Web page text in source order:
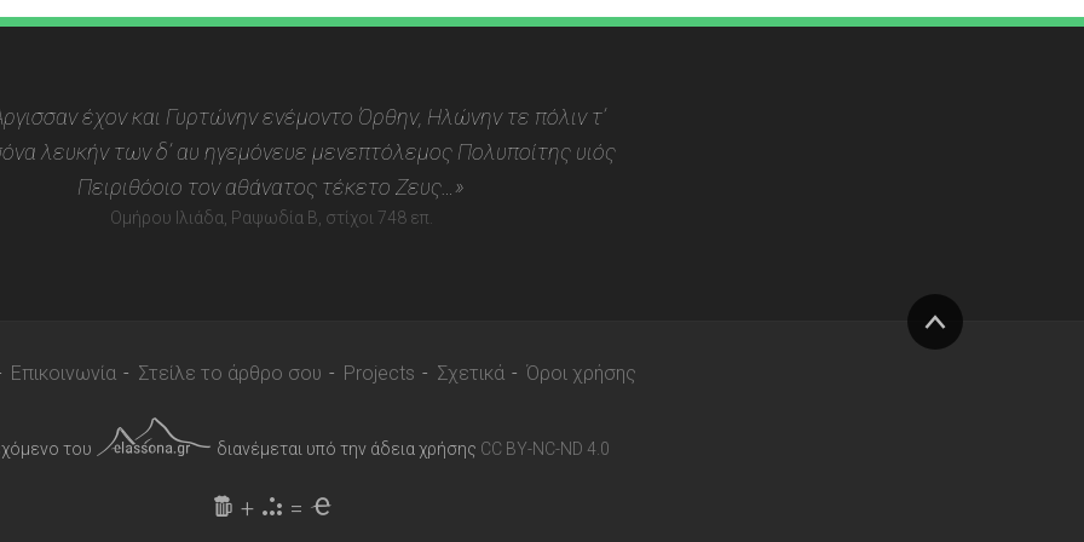
έχον και Γυρτώνην ενέμοντο Όρθην, Ηλώνην τε πόλιν τ’
λευκήν των δ’ αυ ηγεμόνευε μενεπτόλεμος Πολυποίτης υιός
Πειριθόοιο τον αθάνατος τέκετο Ζευς…»
Ομήρου Ιλιάδα, Ραψωδία Β, στίχοι 748 επ.
Επικοινωνία Στείλε το άρθρο σου Projects Σχετικά Όροι χρήσης
του διανέμεται υπό την άδεια χρήσης CC BY-NC-ND 4.0
+ =